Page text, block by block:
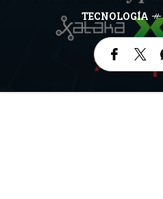
TECNOLOGÍA